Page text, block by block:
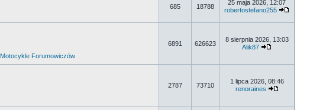
685 18788
25 maja 2026, 12:07
robertostefano255
Motocykle Forumowiczów
6891 626623
8 sierpnia 2026, 13:03
Alik87
2787 73710
1 lipca 2026, 08:46
renoraines